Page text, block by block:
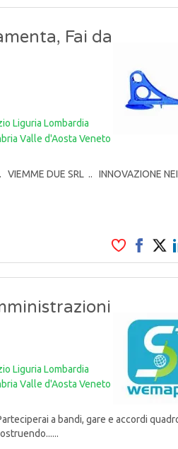
Fai da
Liguria Lombardia
Valle d'Aosta Veneto
DUE SRL .. INNOVAZIONE
Liguria Lombardia
Valle d'Aosta Veneto
a bandi, gare e accordi